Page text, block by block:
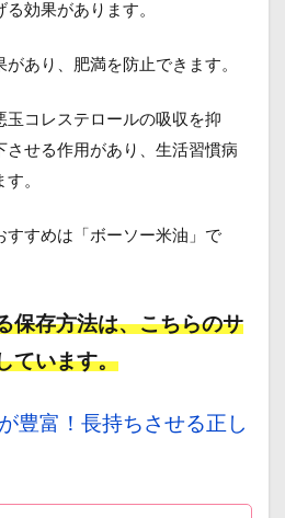
効果があります。
あり、肥満を防止できます。
コレステロールの吸収を抑
させる作用があり、生活習慣病
。
すすめは「ボーソー米油」で
保存方法は、こちらのサ
ています。
豊富！長持ちさせる正し